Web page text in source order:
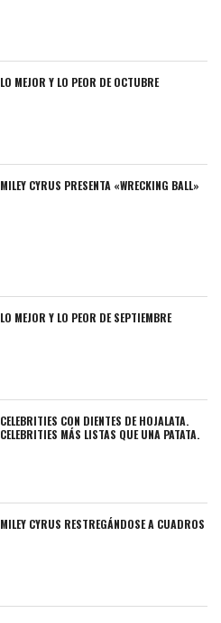
LO MEJOR Y LO PEOR DE OCTUBRE
MILEY CYRUS PRESENTA «WRECKING BALL»
LO MEJOR Y LO PEOR DE SEPTIEMBRE
CELEBRITIES CON DIENTES DE HOJALATA.
CELEBRITIES MÁS LISTAS QUE UNA PATATA.
MILEY CYRUS RESTREGÁNDOSE A CUADROS